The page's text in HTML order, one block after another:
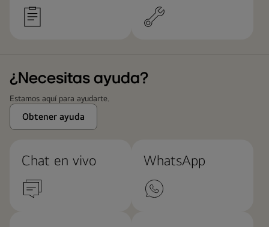
¿Necesitas ayuda?
Estamos aquí para ayudarte.
Obtener ayuda
Chat en vivo WhatsApp